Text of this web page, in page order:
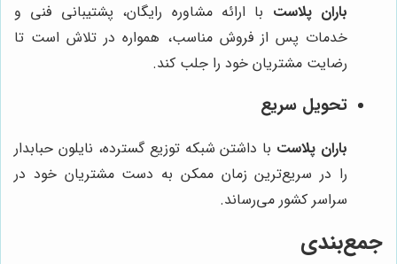
باران پلاست با ارائه مشاوره رایگان، پشتیبانی فنی و
خدمات پس از فروش مناسب، همواره در تلاش است تا
رضایت مشتریان خود را جلب کند.
تحویل سریع
باران پلاست با داشتن شبکه توزیع گسترده، نایلون حبابدار
را در سریع‌ترین زمان ممکن به دست مشتریان خود در
سراسر کشور می‌رساند.
جمع‌بندی